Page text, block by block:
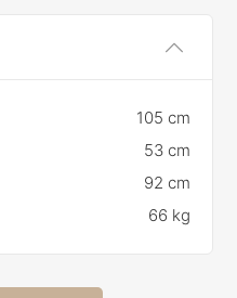
105 cm
53 cm
92 cm
66 kg